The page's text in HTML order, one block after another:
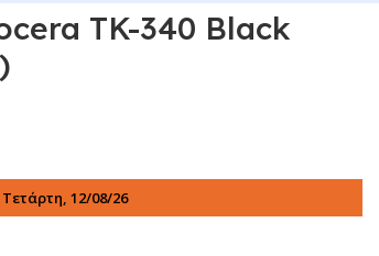
TK-340 Black
12/08/26